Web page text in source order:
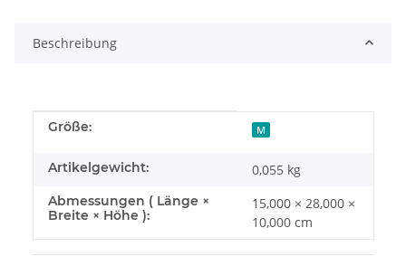
Beschreibung
Produkteigenschaft
Wert
Größe: M
Artikelgewicht: 0,055 kg
Abmessungen ( Länge ×
Breite × Höhe ):
15,000 × 28,000 ×
10,000 cm